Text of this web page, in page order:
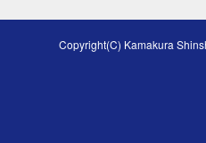
Copyright(C) Kamakura